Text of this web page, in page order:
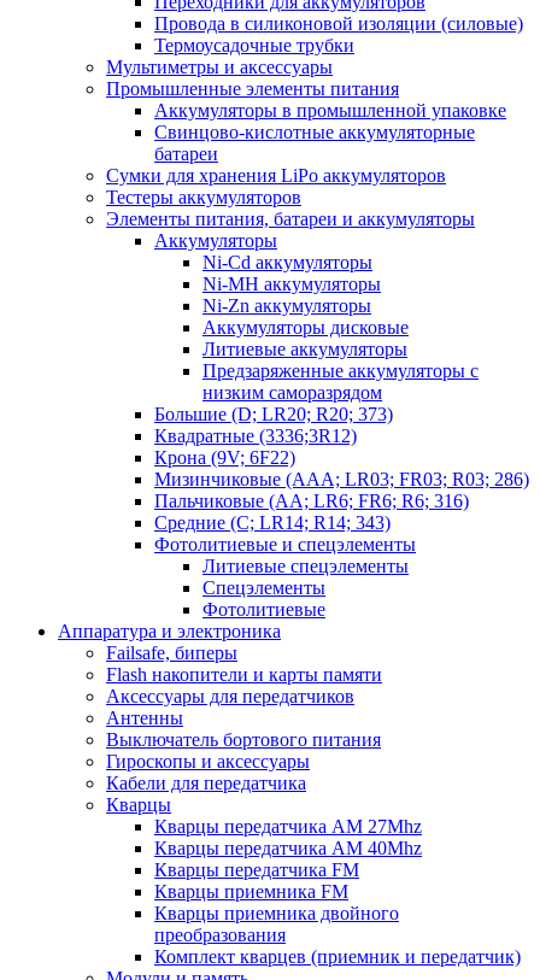
Провода в силиконовой изоляции (силовые)
Термоусадочные трубки
Мультиметры и аксессуары
Промышленные элементы питания
Аккумуляторы в промышленной упаковке
Свинцово-кислотные аккумуляторные
батареи
Сумки для хранения LiPo аккумуляторов
Тестеры аккумуляторов
Элементы питания, батареи и аккумуляторы
Аккумуляторы
Ni-Cd аккумуляторы
Ni-MH аккумуляторы
Ni-Zn аккумуляторы
Аккумуляторы дисковые
Литиевые аккумуляторы
Предзаряженные аккумуляторы с
низким саморазрядом
Большие (D; LR20; R20; 373)
Квадратные (3336;3R12)
Крона (9V; 6F22)
Мизинчиковые (AAA; LR03; FR03; R03; 286)
Пальчиковые (AA; LR6; FR6; R6; 316)
Средние (C; LR14; R14; 343)
Фотолитиевые и спецэлементы
Литиевые спецэлементы
Спецэлементы
Фотолитиевые
Аппаратура и электроника
Failsafe, биперы
Flash накопители и карты памяти
Аксессуары для передатчиков
Антенны
Выключатель бортового питания
Гироскопы и аксессуары
Кабели для передатчика
Кварцы
Кварцы передатчика AM 27Mhz
Кварцы передатчика AM 40Mhz
Кварцы передатчика FM
Кварцы приемника FM
Кварцы приемника двойного
преобразования
Комплект кварцев (приемник и передатчик)